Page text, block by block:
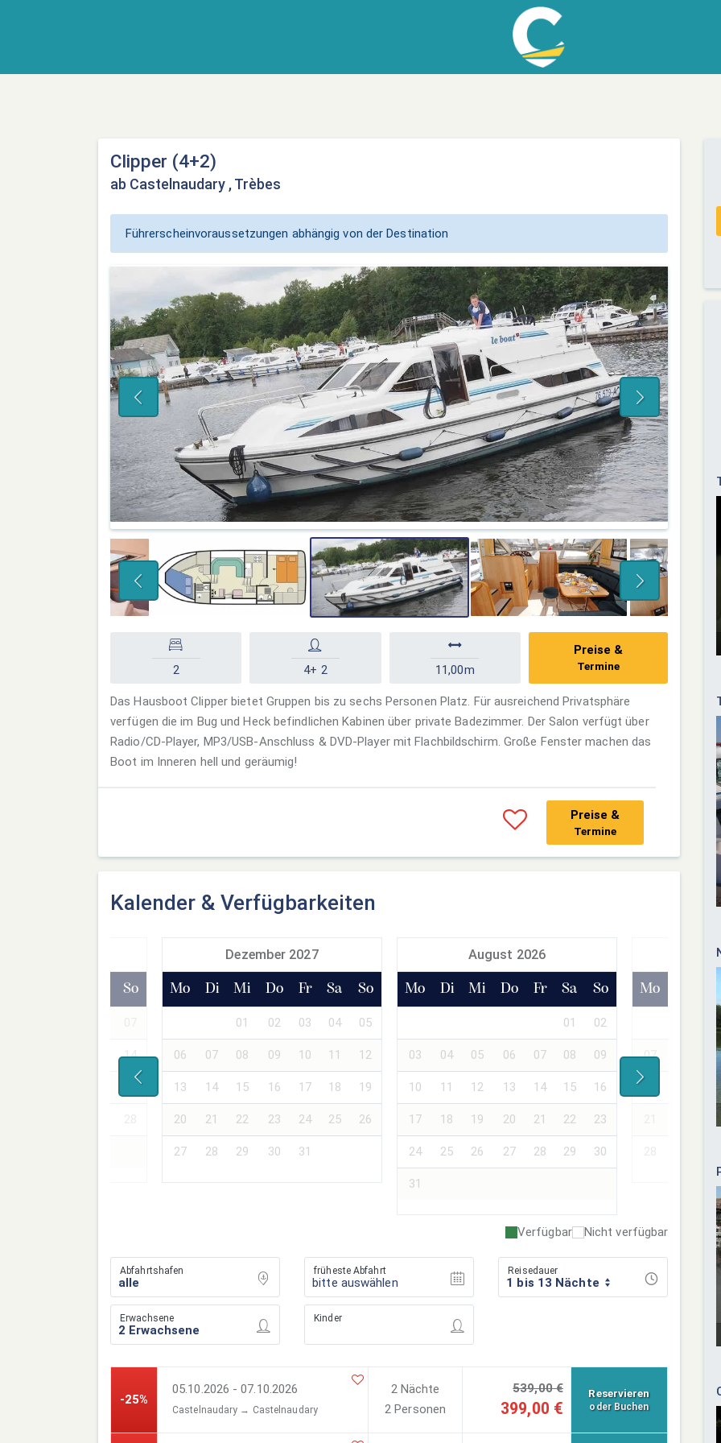
Clipper (4+2)
ab Castelnaudary , Trèbes
Führerscheinvoraussetzungen abhängig von der Destination
2 4+ 2 11,00m
Preise &
Termine
Das Hausboot Clipper bietet Gruppen bis zu sechs Personen Platz. Für ausreichend Privatsphäre
verfügen die im Bug und Heck befindlichen Kabinen über private Badezimmer. Der Salon verfügt über
Radio/CD-Player, MP3/USB-Anschluss & DVD-Player mit Flachbildschirm. Große Fenster machen das
Boot im Inneren hell und geräumig!
Preise &
Termine
Kalender & Verfügbarkeiten
So
14
Dezember 2027
Mo Di Mi Do Fr Sa So
01 02 03 04 05
06 07 08 09 10 11 12
13 14 15 16 17 18 19
20 21 22 23 24 25 26
27 28 29 30 31
August 2026
Mo Di Mi Do Fr Sa So
01 02
03 04 05 06 07 08 09
10 11 12 13 14 15 16
17 18 19 20 21 22 23
24 25 26 27 28 29 30
31
Mo
07 09
Verfügbar Nicht verfügbar
Abfahrtshafen früheste Abfahrt
bitte auswählen
Reisedauer
1 bis 13 Nächte
Erwachsene Kinder
-25%
05.10.2026 - 07.10.2026
Castelnaudary → Castelnaudary
2 Nächte
2 Personen
539,00 €
399,00 €
Reservieren
oder Buchen